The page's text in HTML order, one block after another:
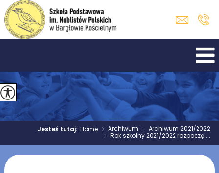
Jesteś tutaj:Home > Archiwum > Archiwum 2021/2022
> Rok szkolny 2021/2022 rozpoczę ...